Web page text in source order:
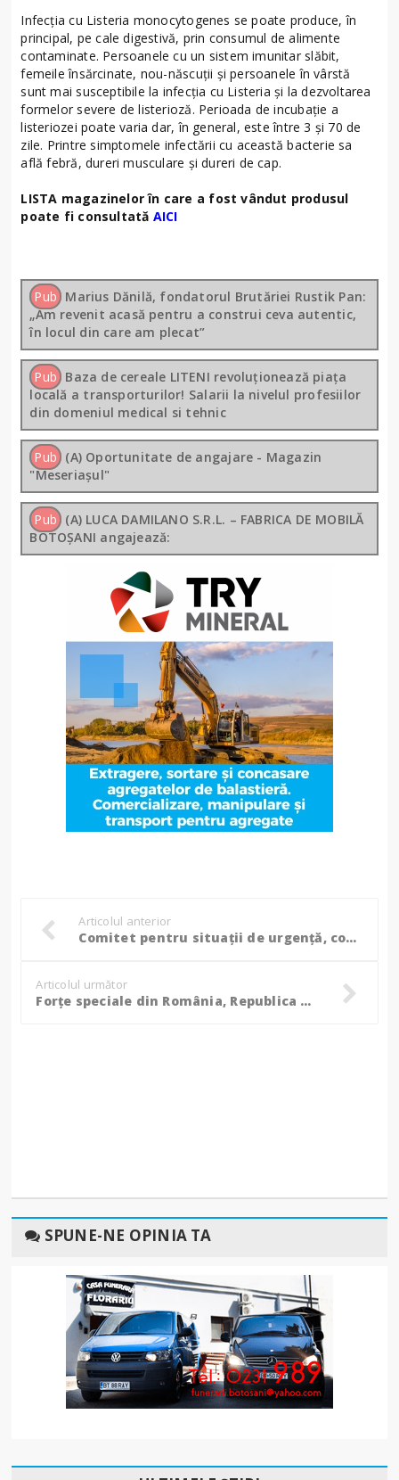
Infecţia cu Listeria monocytogenes se poate produce, în
principal, pe cale digestivă, prin consumul de alimente
contaminate. Persoanele cu un sistem imunitar slăbit,
femeile însărcinate, nou-născuţii şi persoanele în vârstă
sunt mai susceptibile la infecţia cu Listeria şi la dezvoltarea
formelor severe de listerioză. Perioada de incubaţie a
listeriozei poate varia dar, în general, este între 3 şi 70 de
zile. Printre simptomele infectării cu această bacterie sa
află febră, dureri musculare şi dureri de cap.
LISTA magazinelor în care a fost vândut produsul
poate fi consultată AICI
Pub Marius Dănilă, fondatorul Brutăriei Rustik Pan:
„Am revenit acasă pentru a construi ceva autentic,
în locul din care am plecat”
Pub Baza de cereale LITENI revoluționează piața
locală a transporturilor! Salarii la nivelul profesiilor
din domeniul medical si tehnic
Pub (A) Oportunitate de angajare - Magazin
"Meseriașul"
Pub (A) LUCA DAMILANO S.R.L. – FABRICA DE MOBILĂ
BOTOȘANI angajează:
Articolul anterior
Comitet pentru situații de urgență, convocat din cauza vremii severe. Ministrul Fechet avertizează cu privire la posibile inundații majore!
Articolul următor
Forțe speciale din România, Republica Moldova și Spania, reunite într-un exercițiu tactic la Botoșani! (Foto)
SPUNE-NE OPINIA TA